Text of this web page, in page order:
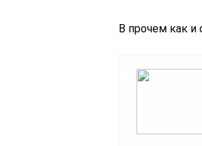
В прочем как и